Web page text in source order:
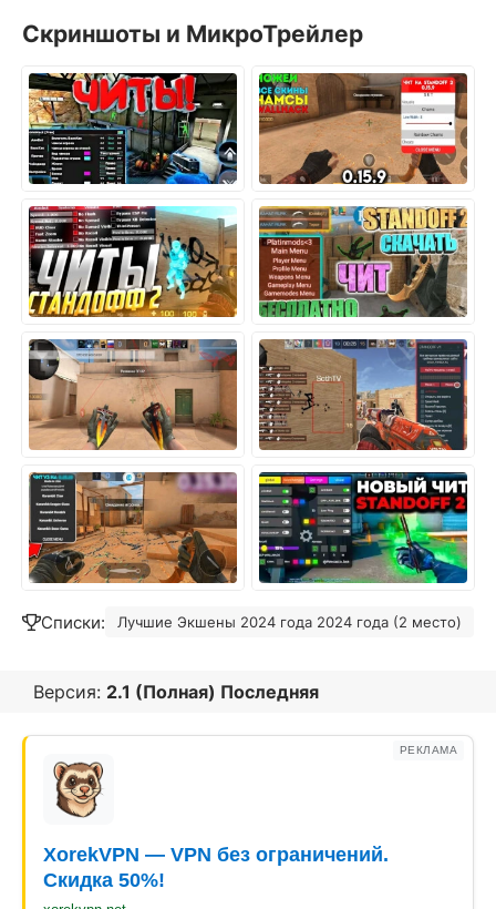
Скриншоты и МикроТрейлер
Списки: Лучшие Экшены 2024 года 2024 года (2 место)
Версия: 2.1 (Полная) Последняя
РЕКЛАМА
XorekVPN — VPN без ограничений.
Скидка 50%!